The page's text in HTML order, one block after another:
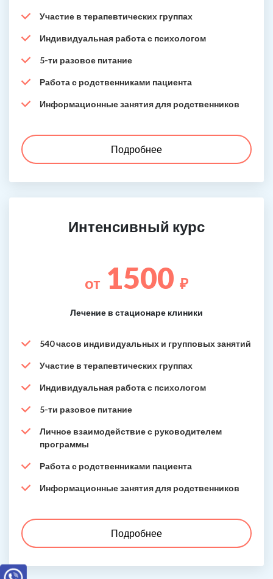
Участие в терапевтических группах
Индивидуальная работа с психологом
5-ти разовое питание
Работа с родственниками пациента
Информационные занятия для родственников
Подробнее
Интенсивный курс
от 1500 ₽
Лечение в стационаре клиники
540 часов индивидуальных и групповых занятий
Участие в терапевтических группах
Индивидуальная работа с психологом
5-ти разовое питание
Личное взаимодействие с руководителем
программы
Работа с родственниками пациента
Информационные занятия для родственников
Подробнее